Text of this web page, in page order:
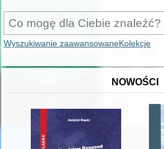
Wyszukiwanie zaawansowaneKolekcje
NOWOŚCI